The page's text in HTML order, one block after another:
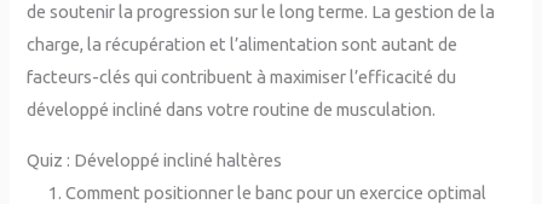
de soutenir la progression sur le long terme. La gestion de la
charge, la récupération et l’alimentation sont autant de
facteurs-clés qui contribuent à maximiser l’efficacité du
développé incliné dans votre routine de musculation.
Quiz : Développé incliné haltères
1. Comment positionner le banc pour un exercice optimal